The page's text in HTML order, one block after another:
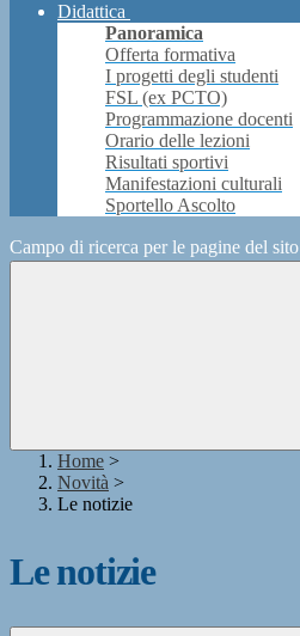
Didattica
Panoramica
Offerta formativa
I progetti degli studenti
FSL (ex PCTO)
Programmazione docenti
Orario delle lezioni
Risultati sportivi
Manifestazioni culturali
Sportello Ascolto
Campo di ricerca per le pagine del sito
Home >
Novità >
Le notizie
Le notizie